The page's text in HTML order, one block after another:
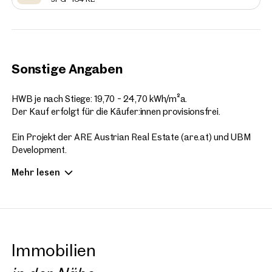
Sonstige Angaben
HWB je nach Stiege: 19,70 - 24,70 kWh/m²a.
Der Kauf erfolgt für die Käufer:innen provisionsfrei.
Ein Projekt der ARE Austrian Real Estate (are.at) und UBM
Development.
Wir erlauben uns auf das wirtschaftliche Naheverhältnis zum
Mehr lesen
Immobilien